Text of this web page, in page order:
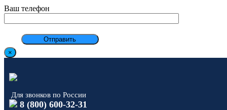
Ваш телефон
×
Для звонков по России
8 (800) 600-32-31